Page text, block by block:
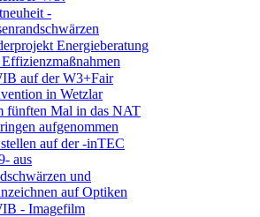
-
Energieberatung
auf der W3+Fair
in Wetzlar
fünften Mal in das NAT
aufgenommen
auf der -inTEC
aus
und
auf Optiken
- Imagefilm